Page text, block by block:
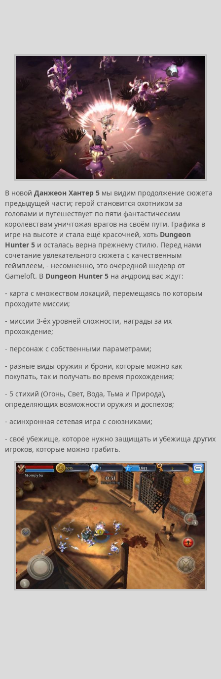
В новой Данжеон Хантер 5 мы видим продолжение сюжета
предыдущей части; герой становится охотником за
головами и путешествует по пяти фантастическим
королевствам уничтожая врагов на своём пути. Графика в
игре на высоте и стала ещё красочней, хоть Dungeon
Hunter 5 и осталась верна прежнему стилю. Перед нами
сочетание увлекательного сюжета с качественным
геймплеем, - несомненно, это очередной шедевр от
Gameloft. В Dungeon Hunter 5 на андроид вас ждут:
- карта с множеством локаций, перемещаясь по которым
проходите миссии;
- миссии 3-ёх уровней сложности, награды за их
прохождение;
- персонаж с собственными параметрами;
- разные виды оружия и брони, которые можно как
покупать, так и получать во время прохождения;
- 5 стихий (Огонь, Свет, Вода, Тьма и Природа),
определяющих возможности оружия и доспехов;
- асинхронная сетевая игра с союзниками;
- своё убежище, которое нужно защищать и убежища других
игроков, которые можно грабить.